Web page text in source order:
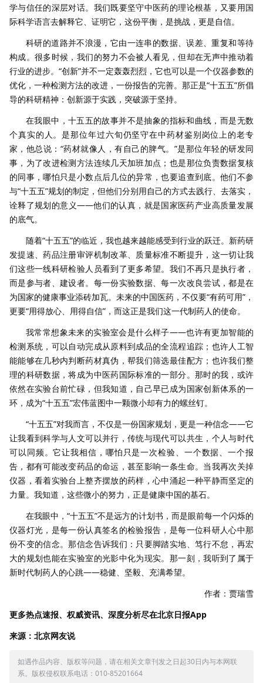
学与信任的深层对话。我们既要坚守中医药的理论根基，又要用国
际科学语言去解释它、证明它，这份平衡，是挑战，更是自信。
科研的道路并不浪漫，它由一连串的数据、误差、重复和等待
构成。很多时候，我们的努力不会被人看见，但却在无声中推动着
行业的进步。“创新”并不一定轰轰烈烈，它也可以是一个仪器参数的
优化，一种检测方法的改进，一份报告的完善。那正是“十五五”所倡
导的科研精神：创新源于实践，突破源于坚持。
在我眼中，十五五的故事并不是抽象的指标和曲线，而是无数
个真实的人。是那位年过六旬仍坚守在中药材鉴别岗位上的老专
家，他总说：“药材就像人，有自己的脾气。”是那位年轻的研发同
事，为了改进检测方法连续几天加班加点；也是那位负责数据复核
的同事，哪怕只是小数点后几位的异常，也要追查到底。他们不参
与“十五五”规划的制定，但他们分别用自己的方式去践行、去落实，
诠释了规划的意义——他们的认真，就是国家医药产业高质量发展
的底气。
随着“十五五”的临近，我也越来越能感受到行业的跃迁。新药研
发提速、药品注册审评机制改革、质量标准不断提升，这一切让我
们这些一线科研检验人员看到了更多希望。我们不再只是执行者，
而是参与者、建设者。每一份实验数据、每一次改良尝试，都是在
为国家的健康事业添砖加瓦。未来的中国医药，不仅要“有药可用”，
更要“用得放心、用得自信”，而这正是我们这一代制药人的使命。
我常常想象未来的实验室会是什么样子——也许有更加智能的
检测系统，可以自动完成从原料到成品的全流程追踪；也许人工智
能能够在几秒内判断药材真伪，帮我们筛选最佳配方；也许我们整
理的科研数据，将成为中医药国际标准的一部分。那时的我，或许
依然在实验台前忙碌，但我知道，自己早已成为国家创新体系的一
环，成为“十五五”宏伟蓝图中一颗微小却有力的螺丝钉。
“十五五”对我而言，不仅是一份国家规划，更是一种信念——它
让我看到科学与人文可以并行，传统与现代可以共生，个人与时代
可以同频。它让我相信，哪怕只是一次检验、一个数据、一个报
告，都有可能改变药品的命运，甚至影响一条生命。当我再次关掉
仪器，看着实验台上整齐摆放的药样，心中涌起一种平静而坚定的
力量。我知道，这些微小的努力，正是健康中国的基石。
在我眼中，“十五五”不是远方的计划书，而是眼前每一个闪烁的
仪器灯光，是每一份认真签名的检验报告，是每一位科研人心中那
份不变的信念。那信念告诉我们：只要脚踏实地、笃行不怠，再宏
大的规划也能在实验室的光影中化为现实。那一刻，我听到了属于
新时代制药人的心跳——稳健、坚毅、充满希望。
作者：贾瑞雪
更多热点速报、权威资讯、深度分析尽在北京日报App
来源：北京网友说
如遇作品内容、版权等问题，请在相关文章刊发之日起30日内与本网联
系。版权侵权联系电话：010-85201664